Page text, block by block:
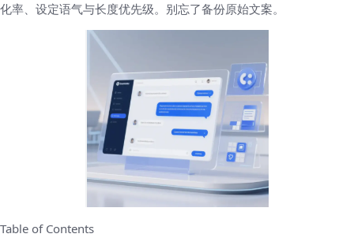
化率、设定语气与长度优先级。别忘了备份原始文案。
Table of Contents